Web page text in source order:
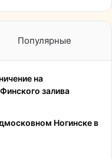
Популярные
на
залива
Ногинске в